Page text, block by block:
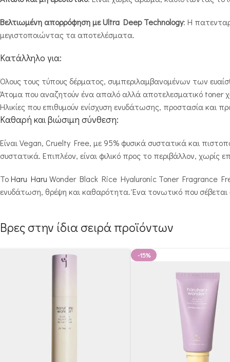
Βελτιωμένη απορρόφηση με Ultra Deep Technology: Η
μεγιστοποιώντας τα αποτελέσματα.
Κατάλληλο για:
Όλους τους τύπους δέρματος, συμπεριλαμβανομένων των
Άτομα που αναζητούν ένα απαλό αλλά αποτελεσματικό toner
Ηλικίες που επιθυμούν ενίσχυση ενυδάτωσης, προστασία και
Καθαρή και βιώσιμη σύνθεση:
Είναι Vegan, Cruelty Free, με 95% φυσικά συστατικά και
συστατικά. Επιπλέον, είναι φιλικό προς το περιβάλλον, χωρίς
ΤοHaru Haru Wonder Black Rice Hyaluronic Toner Fragrance
ενυδάτωση, θρέψη και καθαρότητα. Ένα τονωτικό που
Βρες στην ίδια σειρά προϊόντων
-15%